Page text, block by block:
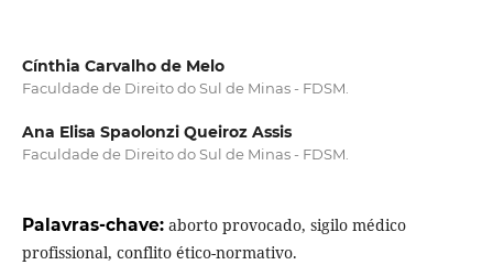
Cínthia Carvalho de Melo
Faculdade de Direito do Sul de Minas - FDSM.
Ana Elisa Spaolonzi Queiroz Assis
Faculdade de Direito do Sul de Minas - FDSM.
Palavras-chave: aborto provocado, sigilo médico
profissional, conflito ético-normativo.